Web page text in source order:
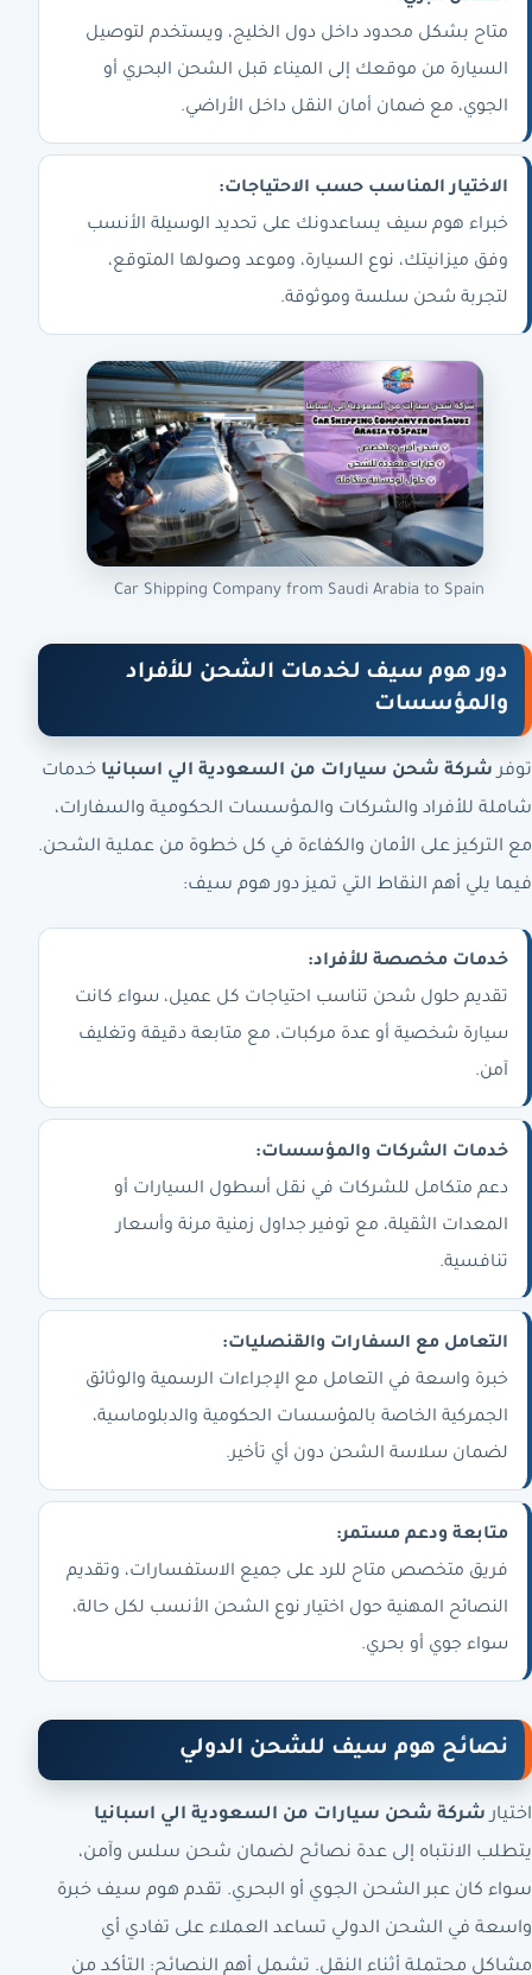
متاح بشكل محدود داخل دول الخليج، ويستخدم لتوصيل
السيارة من موقعك إلى الميناء قبل الشحن البحري أو
الجوي، مع ضمان أمان النقل داخل الأراضي.
الاختيار المناسب حسب الاحتياجات:
خبراء هوم سيف يساعدونك على تحديد الوسيلة الأنسب
وفق ميزانيتك، نوع السيارة، وموعد وصولها المتوقع،
لتجربة شحن سلسة وموثوقة.
Car Shipping Company from Saudi Arabia to Spain
دور هوم سيف لخدمات الشحن للأفراد
والمؤسسات
توفرشركة شحن سيارات من السعودية الي اسبانيا خدمات
شاملة للأفراد والشركات والمؤسسات الحكومية والسفارات،
مع التركيز على الأمان والكفاءة في كل خطوة من عملية الشحن.
فيما يلي أهم النقاط التي تميز دور هوم سيف:
خدمات مخصصة للأفراد:
تقديم حلول شحن تناسب احتياجات كل عميل، سواء كانت
سيارة شخصية أو عدة مركبات، مع متابعة دقيقة وتغليف
آمن.
خدمات الشركات والمؤسسات:
دعم متكامل للشركات في نقل أسطول السيارات أو
المعدات الثقيلة، مع توفير جداول زمنية مرنة وأسعار
تنافسية.
التعامل مع السفارات والقنصليات:
خبرة واسعة في التعامل مع الإجراءات الرسمية والوثائق
الجمركية الخاصة بالمؤسسات الحكومية والدبلوماسية،
لضمان سلاسة الشحن دون أي تأخير.
متابعة ودعم مستمر:
فريق متخصص متاح للرد على جميع الاستفسارات، وتقديم
النصائح المهنية حول اختيار نوع الشحن الأنسب لكل حالة،
سواء جوي أو بحري.
نصائح هوم سيف للشحن الدولي
اختيار شركة شحن سيارات من السعودية الي اسبانيا
يتطلب الانتباه إلى عدة نصائح لضمان شحن سلس وآمن،
سواء كان عبر الشحن الجوي أو البحري. تقدم هوم سيف خبرة
واسعة في الشحن الدولي تساعد العملاء على تفادي أي
مشاكل محتملة أثناء النقل. تشمل أهم النصائح: التأكد من